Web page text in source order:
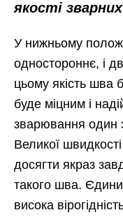
якості
У нижньому
одностороннє, і
цьому якість шва
буде міцним і
зварювання один
Великої
досягти якраз
такого шва.
висока